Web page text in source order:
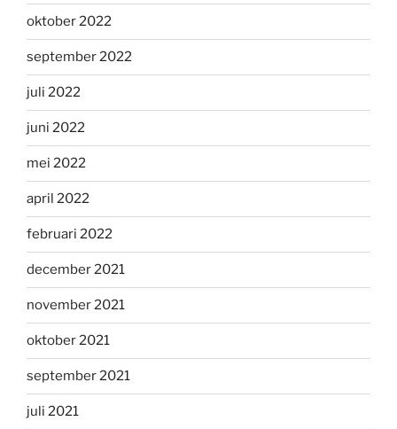
oktober 2022
september 2022
juli 2022
juni 2022
mei 2022
april 2022
februari 2022
december 2021
november 2021
oktober 2021
september 2021
juli 2021